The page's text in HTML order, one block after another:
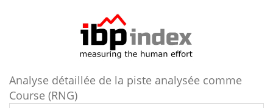
Analyse détaillée de la piste analysée comme
Course (RNG)